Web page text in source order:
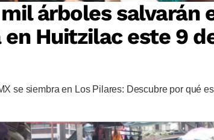
árboles salvarán
Huitzilac este 9
se siembra en Los Pilares: Descubre por qué